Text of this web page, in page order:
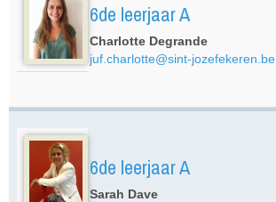
6de leerjaar A
Charlotte Degrande
juf.charlotte@sint-jozefekeren.be
6de leerjaar A
Sarah Dave